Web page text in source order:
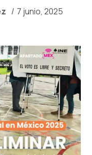
7 junio, 2025